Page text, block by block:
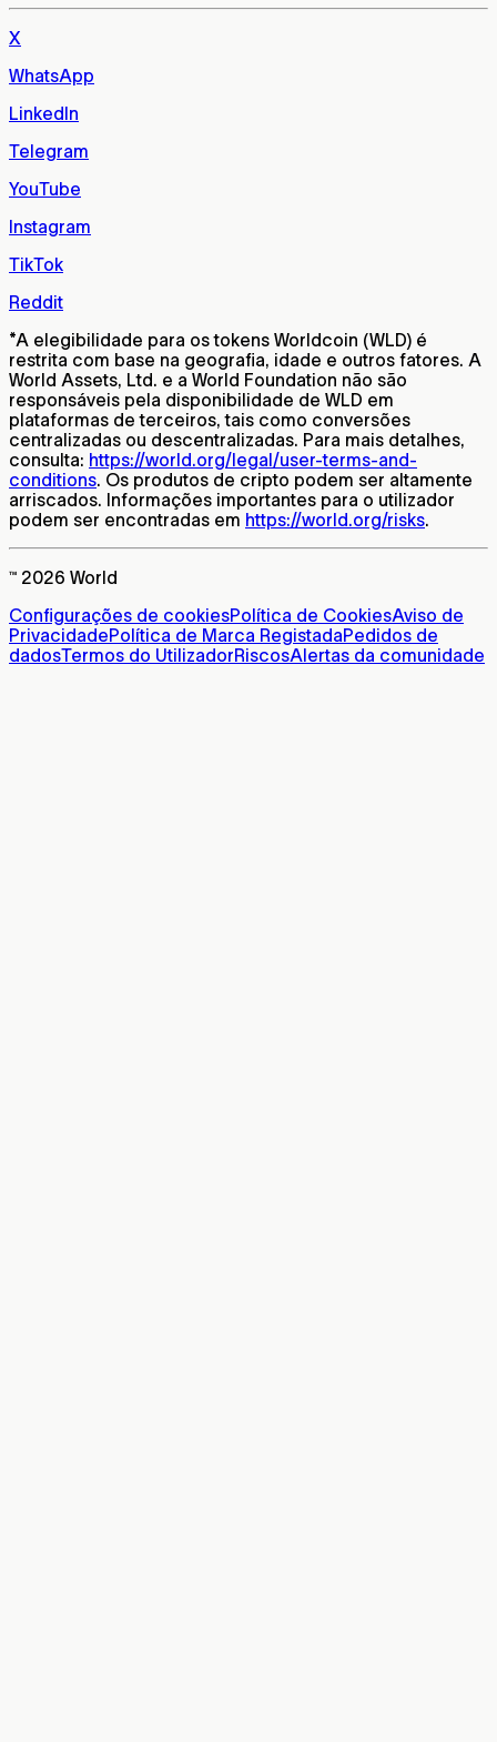
X
WhatsApp
LinkedIn
Telegram
YouTube
Instagram
TikTok
Reddit
*A elegibilidade para os tokens Worldcoin (WLD) é
restrita com base na geografia, idade e outros fatores. A
World Assets, Ltd. e a World Foundation não são
responsáveis pela disponibilidade de WLD em
plataformas de terceiros, tais como conversões
centralizadas ou descentralizadas. Para mais detalhes,
consulta: https://world.org/legal/user-terms-and-
conditions. Os produtos de cripto podem ser altamente
arriscados. Informações importantes para o utilizador
podem ser encontradas em https://world.org/risks.
™ 2026 World
Configurações de cookiesPolítica de CookiesAviso de
PrivacidadePolítica de Marca RegistadaPedidos de
dadosTermos do UtilizadorRiscosAlertas da comunidade